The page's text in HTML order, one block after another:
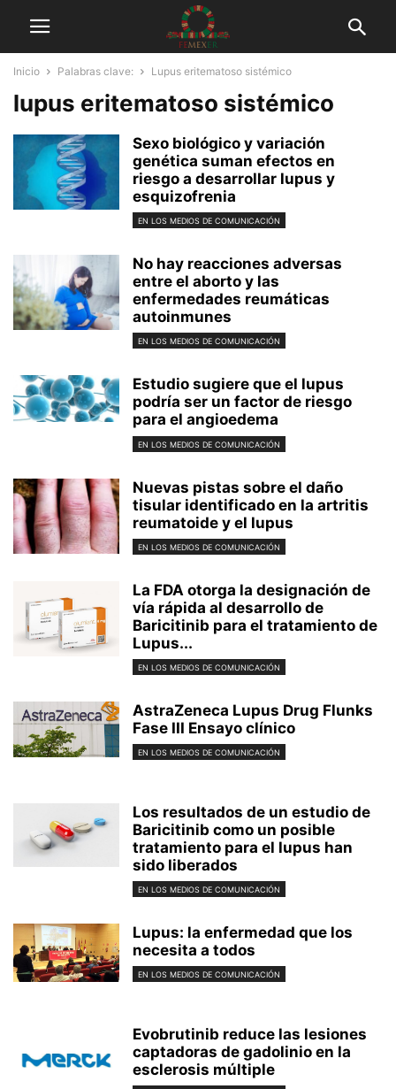
Inicio Palabras clave: Lupus eritematoso sistémico
lupus eritematoso sistémico
Sexo biológico y variación
genética suman efectos en
riesgo a desarrollar lupus y
esquizofrenia
EN LOS MEDIOS DE COMUNICACIÓN
No hay reacciones adversas
entre el aborto y las
enfermedades reumáticas
autoinmunes
EN LOS MEDIOS DE COMUNICACIÓN
Estudio sugiere que el lupus
podría ser un factor de riesgo
para el angioedema
EN LOS MEDIOS DE COMUNICACIÓN
Nuevas pistas sobre el daño
tisular identificado en la artritis
reumatoide y el lupus
EN LOS MEDIOS DE COMUNICACIÓN
La FDA otorga la designación de
vía rápida al desarrollo de
Baricitinib para el tratamiento de
Lupus...
EN LOS MEDIOS DE COMUNICACIÓN
AstraZeneca Lupus Drug Flunks
Fase III Ensayo clínico
EN LOS MEDIOS DE COMUNICACIÓN
Los resultados de un estudio de
Baricitinib como un posible
tratamiento para el lupus han
sido liberados
EN LOS MEDIOS DE COMUNICACIÓN
Lupus: la enfermedad que los
necesita a todos
EN LOS MEDIOS DE COMUNICACIÓN
Evobrutinib reduce las lesiones
captadoras de gadolinio en la
esclerosis múltiple